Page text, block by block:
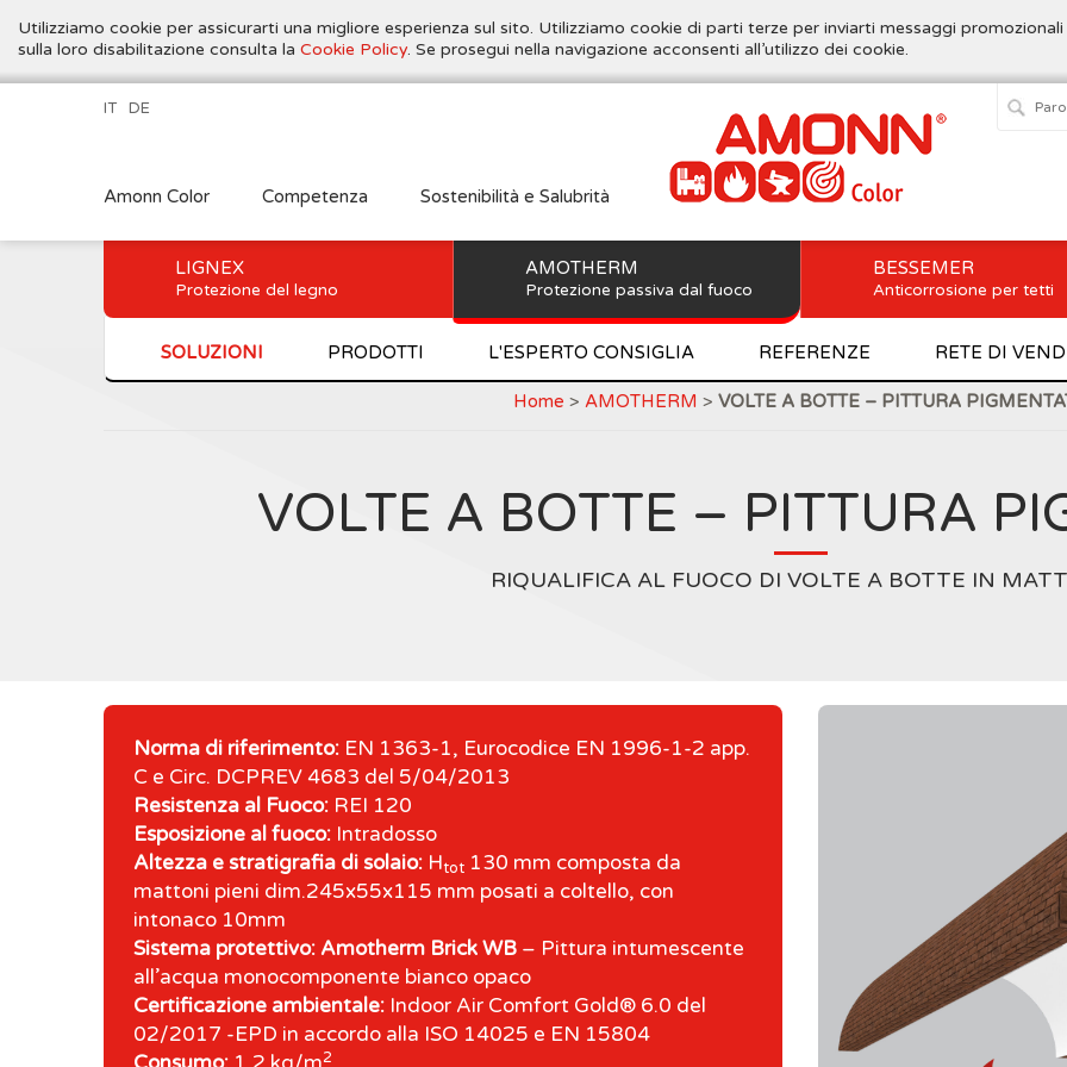
Utilizziamo cookie per assicurarti una migliore esperienza sul sito. Utilizziamo cookie di parti terze per inviarti messaggi
sulla loro disabilitazione consulta la Cookie Policy. Se prosegui nella navigazione acconsenti all’utilizzo dei cookie.
Amonn Color Competenza Sostenibilità e Salubrità
IT DE
LIGNEX
Protezione del legno
AMOTHERM
Protezione passiva dal fuoco
SOLUZIONI PRODOTTI L'ESPERTO CONSIGLIA REFERENZE RETE DI
BESSEMER
Anticorrosione per tetti
Home > AMOTHERM > VOLTE A BOTTE – PITTURA
VOLTE A BOTTE – PITTURA
RIQUALIFICA AL FUOCO DI VOLTE A BOTTE IN
Norma di riferimento: EN 1363-1, Eurocodice EN 1996-1-2 app.
C e Circ. DCPREV 4683 del 5/04/2013
Resistenza al Fuoco: REI 120
Esposizione al fuoco: Intradosso
Altezza e stratigrafia di solaio: Htot 130 mm composta da
mattoni pieni dim.245x55x115 mm posati a coltello, con
intonaco 10mm
Sistema protettivo: Amotherm Brick WB – Pittura intumescente
all’acqua monocomponente bianco opaco
Certificazione ambientale: Indoor Air Comfort Gold® 6.0 del
02/2017 -EPD in accordo alla ISO 14025 e EN 15804
2